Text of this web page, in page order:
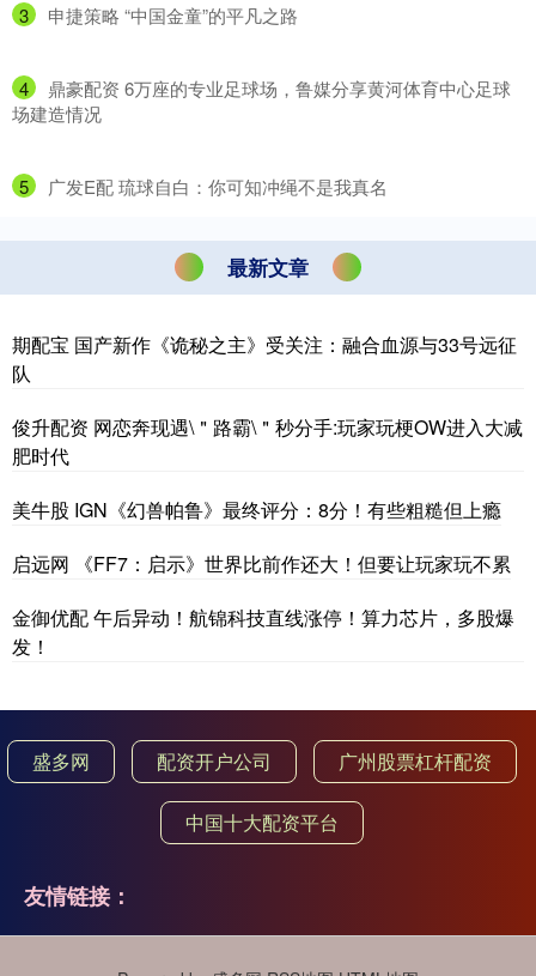
3 ​申捷策略 “中国金童”的平凡之路
4
​鼎豪配资 6万座的专业足球场，鲁媒分享黄河体育中心足球
场建造情况
5 ​广发E配 琉球自白：你可知冲绳不是我真名
最新文章
期配宝 国产新作《诡秘之主》受关注：融合血源与33号远征
队
俊升配资 网恋奔现遇\＂路霸\＂秒分手:玩家玩梗OW进入大减
肥时代
美牛股 IGN《幻兽帕鲁》最终评分：8分！有些粗糙但上瘾
启远网 《FF7：启示》世界比前作还大！但要让玩家玩不累
金御优配 午后异动！航锦科技直线涨停！算力芯片，多股爆
发！
盛多网 配资开户公司 广州股票杠杆配资
中国十大配资平台
友情链接：